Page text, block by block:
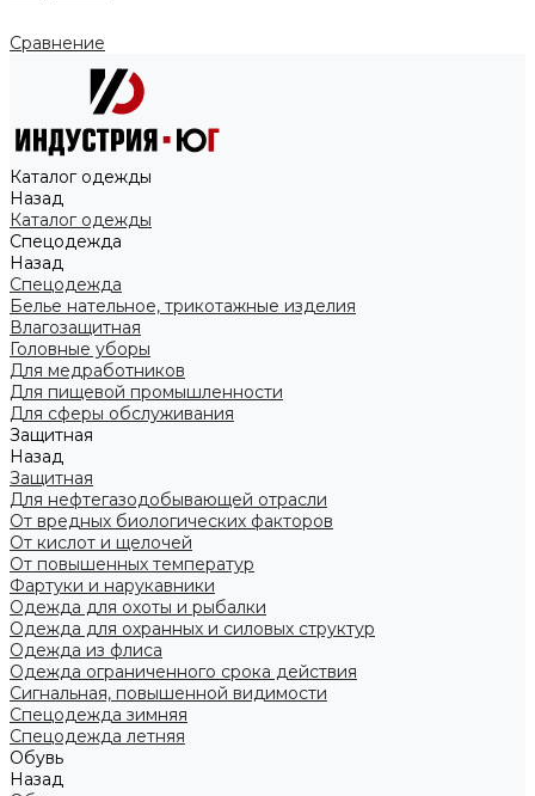
Сравнение
Каталог одежды
Назад
Каталог одежды
Спецодежда
Назад
Спецодежда
Белье нательное, трикотажные изделия
Влагозащитная
Головные уборы
Для медработников
Для пищевой промышленности
Для сферы обслуживания
Защитная
Назад
Защитная
Для нефтегазодобывающей отрасли
От вредных биологических факторов
От кислот и щелочей
От повышенных температур
Фартуки и нарукавники
Одежда для охоты и рыбалки
Одежда для охранных и силовых структур
Одежда из флиса
Одежда ограниченного срока действия
Сигнальная, повышенной видимости
Спецодежда зимняя
Спецодежда летняя
Обувь
Назад